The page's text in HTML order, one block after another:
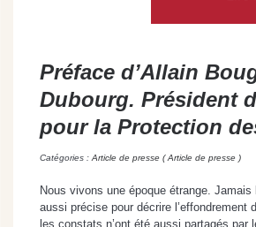
Préface d’Allain
Dubourg. Président
pour la Protection
Catégories : Article de presse ( Article de presse )
Nous vivons une époque étrange. Jamais
aussi précise pour décrire l’effondrement
les constats n’ont été aussi partagés par